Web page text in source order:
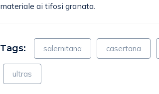
materiale ai tifosi granata.
Tags: salernitana casertana
ultras